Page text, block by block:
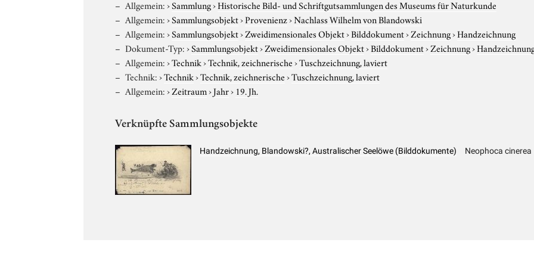
Allgemein:›Sammlung›Historische Bild- und Schriftgutsammlungen des Museums für Naturkunde
Allgemein:›Sammlungsobjekt›Provenienz›Nachlass Wilhelm von Blandowski
Allgemein:›Sammlungsobjekt›Zweidimensionales Objekt›Bilddokument›Zeichnung›Handzeichnung
Dokument-Typ:›Sammlungsobjekt›Zweidimensionales Objekt›Bilddokument›Zeichnung›
Allgemein:›Technik›Technik, zeichnerische›Tuschzeichnung, laviert
Technik:›Technik›Technik, zeichnerische›Tuschzeichnung, laviert
Allgemein:›Zeitraum›Jahr› 19. Jh.
Verknüpfte Sammlungsobjekte
Handzeichnung, Blandowski?, Australischer Seelöwe (Bilddokumente) Neophoca cinerea